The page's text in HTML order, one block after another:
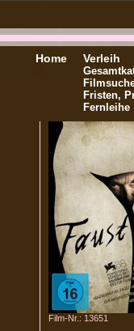
Home Verleih
Fristen,
Fernleihe
Film-Nr.: 13651